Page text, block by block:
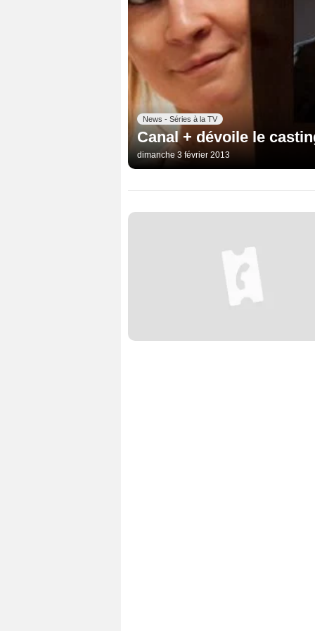
News - Séries à la TV
Canal + dévoile le
dimanche 3 février 2013